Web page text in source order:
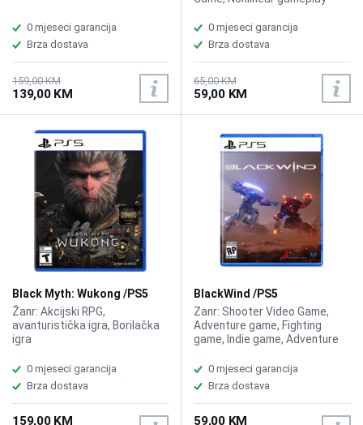
0 mjeseci garancija
Brza dostava
159,00 KM
139,00 KM
0 mjeseci garancija
Brza dostava
65,00 KM
59,00 KM
Black Myth: Wukong /PS5
Žanr: Akcijski RPG,
avanturistička igra, Borilačka
igra
0 mjeseci garancija
Brza dostava
159,00 KM
BlackWind /PS5
Zanr: Shooter Video Game,
Adventure game, Fighting
game, Indie game, Adventure
0 mjeseci garancija
Brza dostava
59,00 KM